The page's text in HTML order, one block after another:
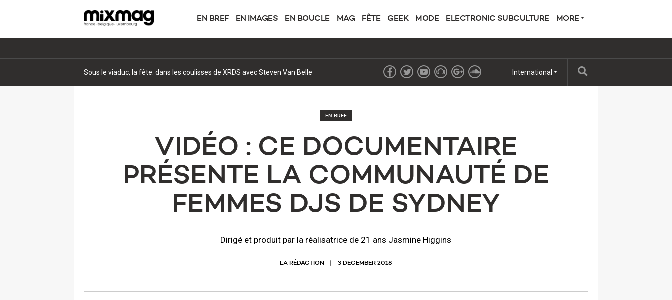
EN BREF EN IMAGES EN BOUCLE MAG FÊTE GEEK MODE ELECTRONIC SUBCULTURE MORE
Pourquoi la psytrance attire un nouveau public en Europe International
EN BREF
VIDÉO : CE DOCUMENTAIRE
PRÉSENTE LA COMMUNAUTÉ DE
FEMMES DJS DE SYDNEY
Dirigé et produit par la réalisatrice de 21 ans Jasmine Higgins
LA RÉDACTION 3 DECEMBER 2018